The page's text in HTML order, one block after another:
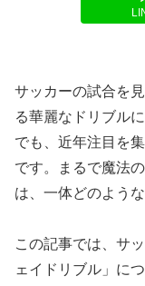
サッカーの試合を
る華麗なドリブル
でも、近年注目を
です。まるで魔法
は、一体どのよう
この記事では、サ
ェイドリブル」に